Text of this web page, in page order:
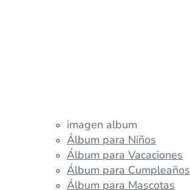
imagen album
Álbum para Niños
Álbum para Vacaciones
Álbum para Cumpleaños
Álbum para Mascotas